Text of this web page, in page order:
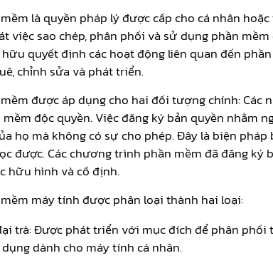
là quyền pháp lý được cấp cho cá nhân
việc sao chép, phân phối và sử dụng phần
quyết định các hoạt động liên quan đến
chỉnh sửa và phát triển.
được áp dụng cho hai đối tượng chính: Các
độc quyền. Việc đăng ký bản quyền nhằm
họ mà không có sự cho phép. Đây là biện
được. Các chương trình phần mềm đã đăng ký
hữu hình và cố định.
máy tính được phân loại thành hai loại:
trà: Được phát triển với mục đích để phân
dành cho máy tính cá nhân.